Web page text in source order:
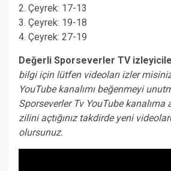
2. Çeyrek: 17-13
3. Çeyrek: 19-18
4. Çeyrek: 27-19
Değerli Sporseverler TV
bilgi için lütfen videoları izler
YouTube kanalımı beğenmeyi
Sporseverler Tv YouTube
zilini açtığınız takdirde yeni
olursunuz.